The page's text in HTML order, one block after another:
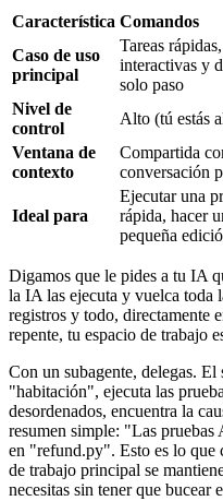
Característica Comandos
Caso de uso
principal
Tareas rápidas,
interactivas y
solo paso
Nivel de
control
Alto (tú estás
Ventana de
contexto
Compartida
conversación
Ideal para
Ejecutar una
rápida, hacer
pequeña
Digamos que le pides a tu IA
la IA las ejecuta y vuelca toda
registros y todo, directamente
repente, tu espacio de trabajo
Con un subagente, delegas. El
"habitación", ejecuta las
desordenados, encuentra la
resumen simple: "Las
en "refund.py". Esto es lo que
de trabajo principal se
necesitas sin tener que bucear